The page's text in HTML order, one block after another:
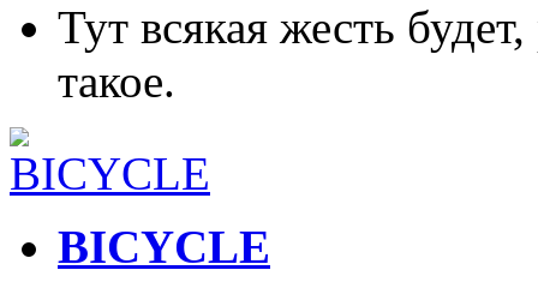
Тут всякая жесть
такое.
BICYCLE